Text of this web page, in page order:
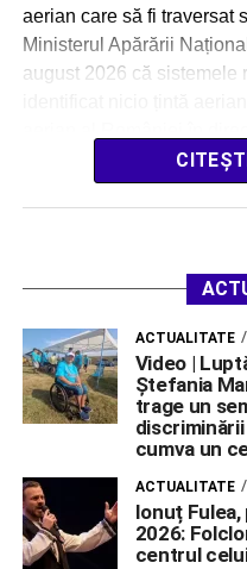
aerian care să fi traversat
Ministerul Apărării
august 2026 că sistemele
ACTUALITATE
Video |
Ștefania
trage un
cumva un
ACTUALITATE
Ionuț Fulea,
2026:
centrul